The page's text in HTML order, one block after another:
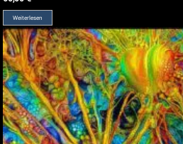
Weiterlesen